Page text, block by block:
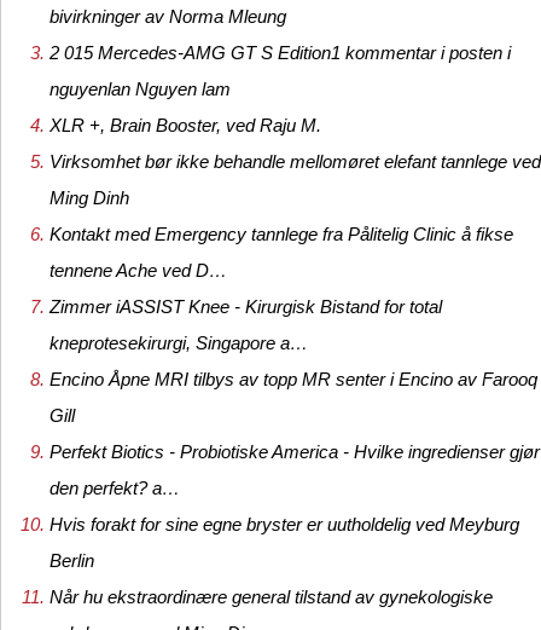
bivirkninger av Norma Mleung
2 015 Mercedes-AMG GT S Edition1 kommentar i posten i
nguyenlan Nguyen lam
XLR +, Brain Booster, ved Raju M.
Virksomhet bør ikke behandle mellomøret elefant tannlege ved
Ming Dinh
Kontakt med Emergency tannlege fra Pålitelig Clinic å fikse
tennene Ache ved D…
Zimmer iASSIST Knee - Kirurgisk Bistand for total
kneprotesekirurgi, Singapore a…
Encino Åpne MRI tilbys av topp MR senter i Encino av Farooq
Gill
Perfekt Biotics - Probiotiske America - Hvilke ingredienser gjør
den perfekt? a…
Hvis forakt for sine egne bryster er uutholdelig ved Meyburg
Berlin
Når hu ekstraordinære general tilstand av gynekologiske